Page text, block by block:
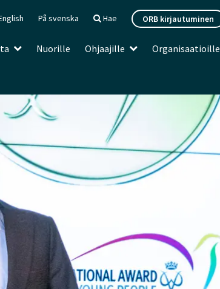
På svenska Hae ORB kirjautuminen
Nuorille Ohjaajille Organisaatioille